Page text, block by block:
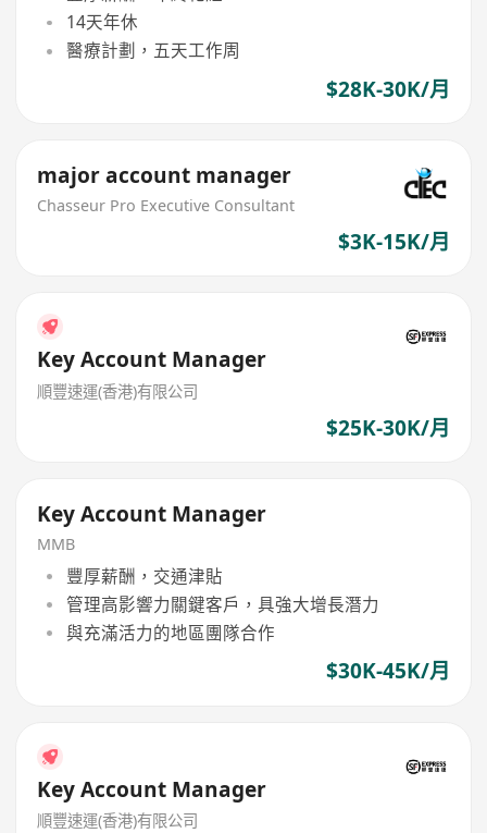
14天年休
醫療計劃，五天工作周
$28K-30K/月
major account manager
Chasseur Pro Executive Consultant
$3K-15K/月
Key Account Manager
順豐速運(香港)有限公司
$25K-30K/月
Key Account Manager
MMB
豐厚薪酬，交通津貼
管理高影響力關鍵客戶，具強大增長潛力
與充滿活力的地區團隊合作
$30K-45K/月
Key Account Manager
順豐速運(香港)有限公司